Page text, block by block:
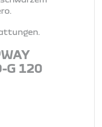
G 120